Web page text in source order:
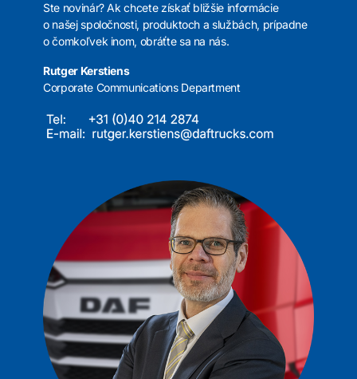
Ste novinár? Ak chcete získať bližšie informácie
o našej spoločnosti, produktoch a službách, prípadne
o čomkoľvek inom, obráťte sa na nás.
Rutger Kerstiens
Corporate Communications Department